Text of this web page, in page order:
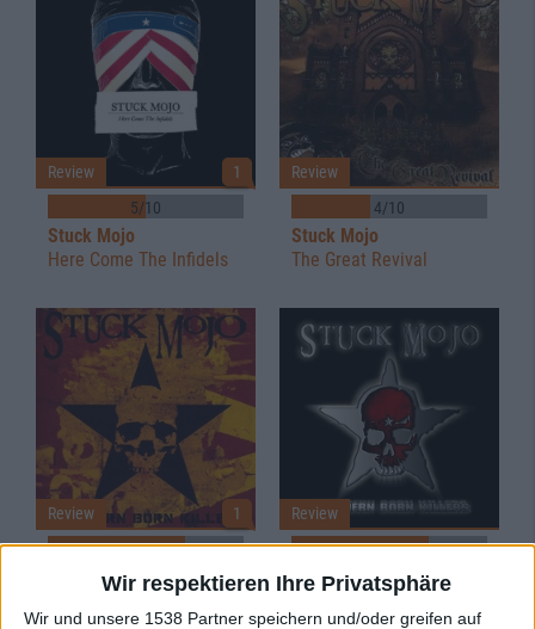
Wir respektieren Ihre Privatsphäre
Wir und unsere 1538 Partner speichern und/oder greifen auf
5/10
Review
Stuck Mojo
1
Here Come The Infidels
4/10
Review
Stuck Mojo
The Great Revival
7/10
Review
Stuck Mojo
1
Southern Born Killers
7/10
Review
Stuck Mojo
Southern Born Killers